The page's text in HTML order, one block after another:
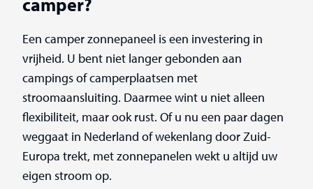
camper?
Een camper zonnepaneel is een investering in
vrijheid. U bent niet langer gebonden aan
campings of camperplaatsen met
stroomaansluiting. Daarmee wint u niet alleen
flexibiliteit, maar ook rust. Of u nu een paar dagen
weggaat in Nederland of wekenlang door Zuid-
Europa trekt, met zonnepanelen wekt u altijd uw
eigen stroom op.